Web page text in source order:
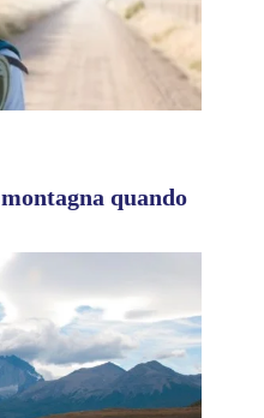
quando